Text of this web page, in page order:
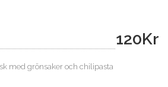
120Kr
med grönsaker och chilipasta